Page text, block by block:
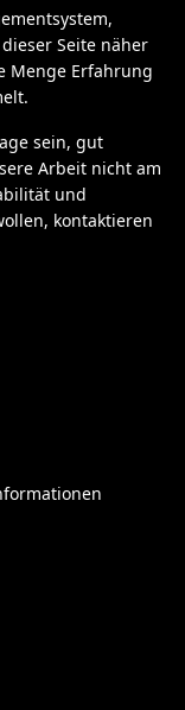
Seite näher
Menge Erfahrung
sein, gut
Arbeit nicht am
und
kontaktieren